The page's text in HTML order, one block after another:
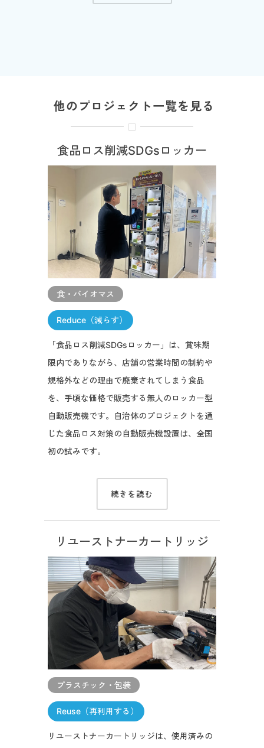
他のプロジェクト一覧を見る
食品ロス削減SDGsロッカー
食・バイオマス
Reduce（減らす）
「食品ロス削減SDGsロッカー」は、賞味期
限内でありながら、店舗の営業時間の制約や
規格外などの理由で廃棄されてしまう食品
を、手頃な価格で販売する無人のロッカー型
自動販売機です。自治体のプロジェクトを通
じた食品ロス対策の自動販売機設置は、全国
初の試みです。
続きを読む
リユーストナーカートリッジ
プラスチック・包装
Reuse（再利用する）
リユーストナーカートリッジは、使用済みの